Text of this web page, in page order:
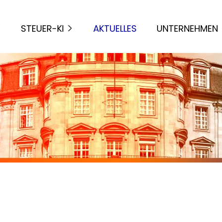
STEUER-KI AKTUELLES UNTERNEHMEN